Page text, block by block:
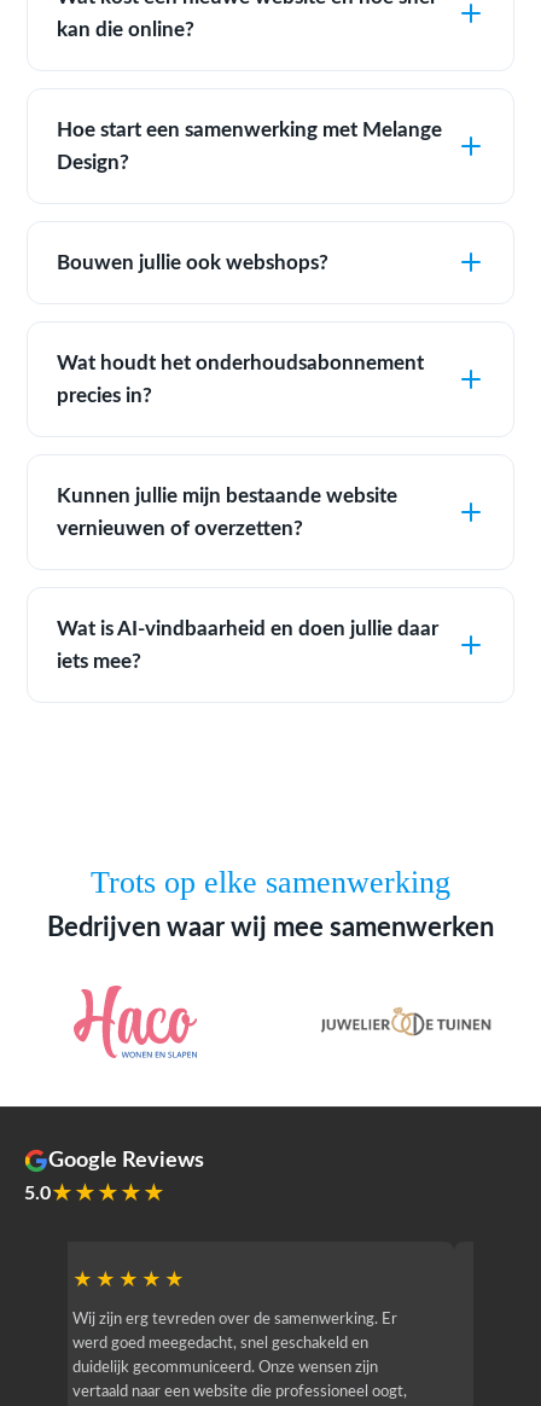
kan die online?
Hoe start een samenwerking met Melange
Design?
Bouwen jullie ook webshops?
Wat houdt het onderhoudsabonnement
precies in?
Kunnen jullie mijn bestaande website
vernieuwen of overzetten?
Wat is AI-vindbaarheid en doen jullie daar
iets mee?
Trots op elke samenwerking
Bedrijven waar wij mee samenwerken
Google Reviews
5.0★★★★★
★★★★★
Wij zijn erg tevreden over de samenwerking. Er
werd goed meegedacht, snel geschakeld en
duidelijk gecommuniceerd. Onze wensen zijn
vertaald naar een website die professioneel oogt,